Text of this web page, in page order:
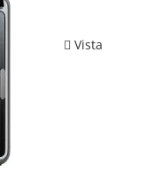
Vista